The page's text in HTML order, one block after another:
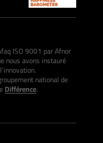
ISO 9001 par Afnor
nous avons instauré
national de
Différence.